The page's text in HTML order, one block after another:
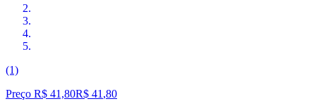
(1)
Preço R$ 41,80R$ 41 ,80